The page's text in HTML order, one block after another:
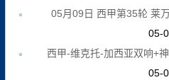
05月09日 西甲第35轮 莱
05-
西甲-维克托-加西亚双响+
05-